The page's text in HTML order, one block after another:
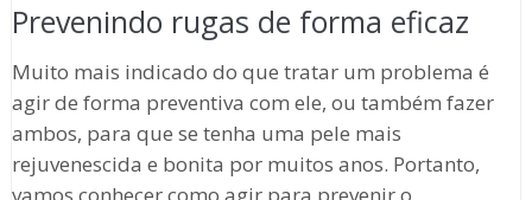
Prevenindo rugas de forma eficaz
Muito mais indicado do que tratar um problema é
agir de forma preventiva com ele, ou também fazer
ambos, para que se tenha uma pele mais
rejuvenescida e bonita por muitos anos. Portanto,